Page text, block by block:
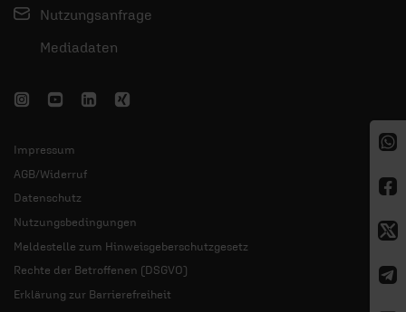
Nutzungsanfrage
Mediadaten
Impressum
AGB/Widerruf
Datenschutz
Nutzungsbedingungen
Meldestelle zum Hinweisgeberschutzgesetz
Rechte der Betroffenen (DSGVO)
Erklärung zur Barrierefreiheit